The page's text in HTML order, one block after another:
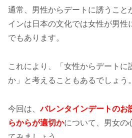
通常、男性からデートに誘うこと
インは日本の文化では女性が男性
でもあります。
これにより、「女性からデートに
か」と考えることもあるでしょう。
今回は、バレンタインデートのお
らからが適切かについて、男女の